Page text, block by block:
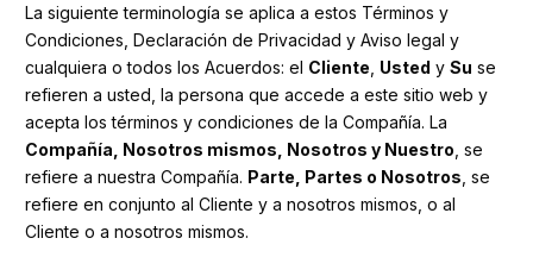
La siguiente terminología se aplica a estos Términos y
Condiciones, Declaración de Privacidad y Aviso legal y
cualquiera o todos los Acuerdos: el Cliente Usted y Su se
refieren a usted, la persona que accede a este sitio web y
acepta los términos y condiciones de la Compañía. La
Compañía, Nosotros mismos, Nosotros y Nuestro , se
refiere a nuestra Compañía. Parte, Partes o Nosotros , se
refiere en conjunto al Cliente y a nosotros mismos, o al
Cliente o a nosotros mismos.